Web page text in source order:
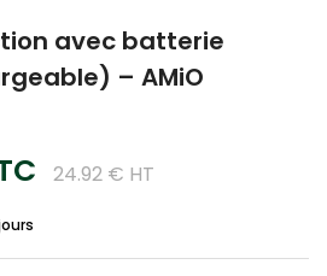
avec batterie
– AMiO
24.92 € HT